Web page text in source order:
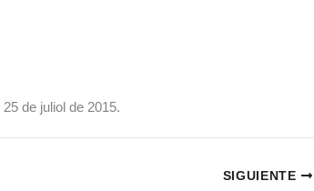
de juliol de 2015.
SIGUIENTE